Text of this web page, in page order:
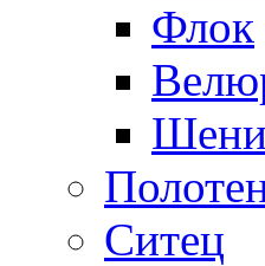
Флок
Ситец